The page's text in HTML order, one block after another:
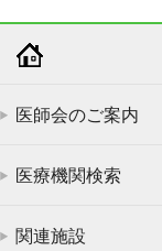
医師会のご案内
医療機関検索
関連施設